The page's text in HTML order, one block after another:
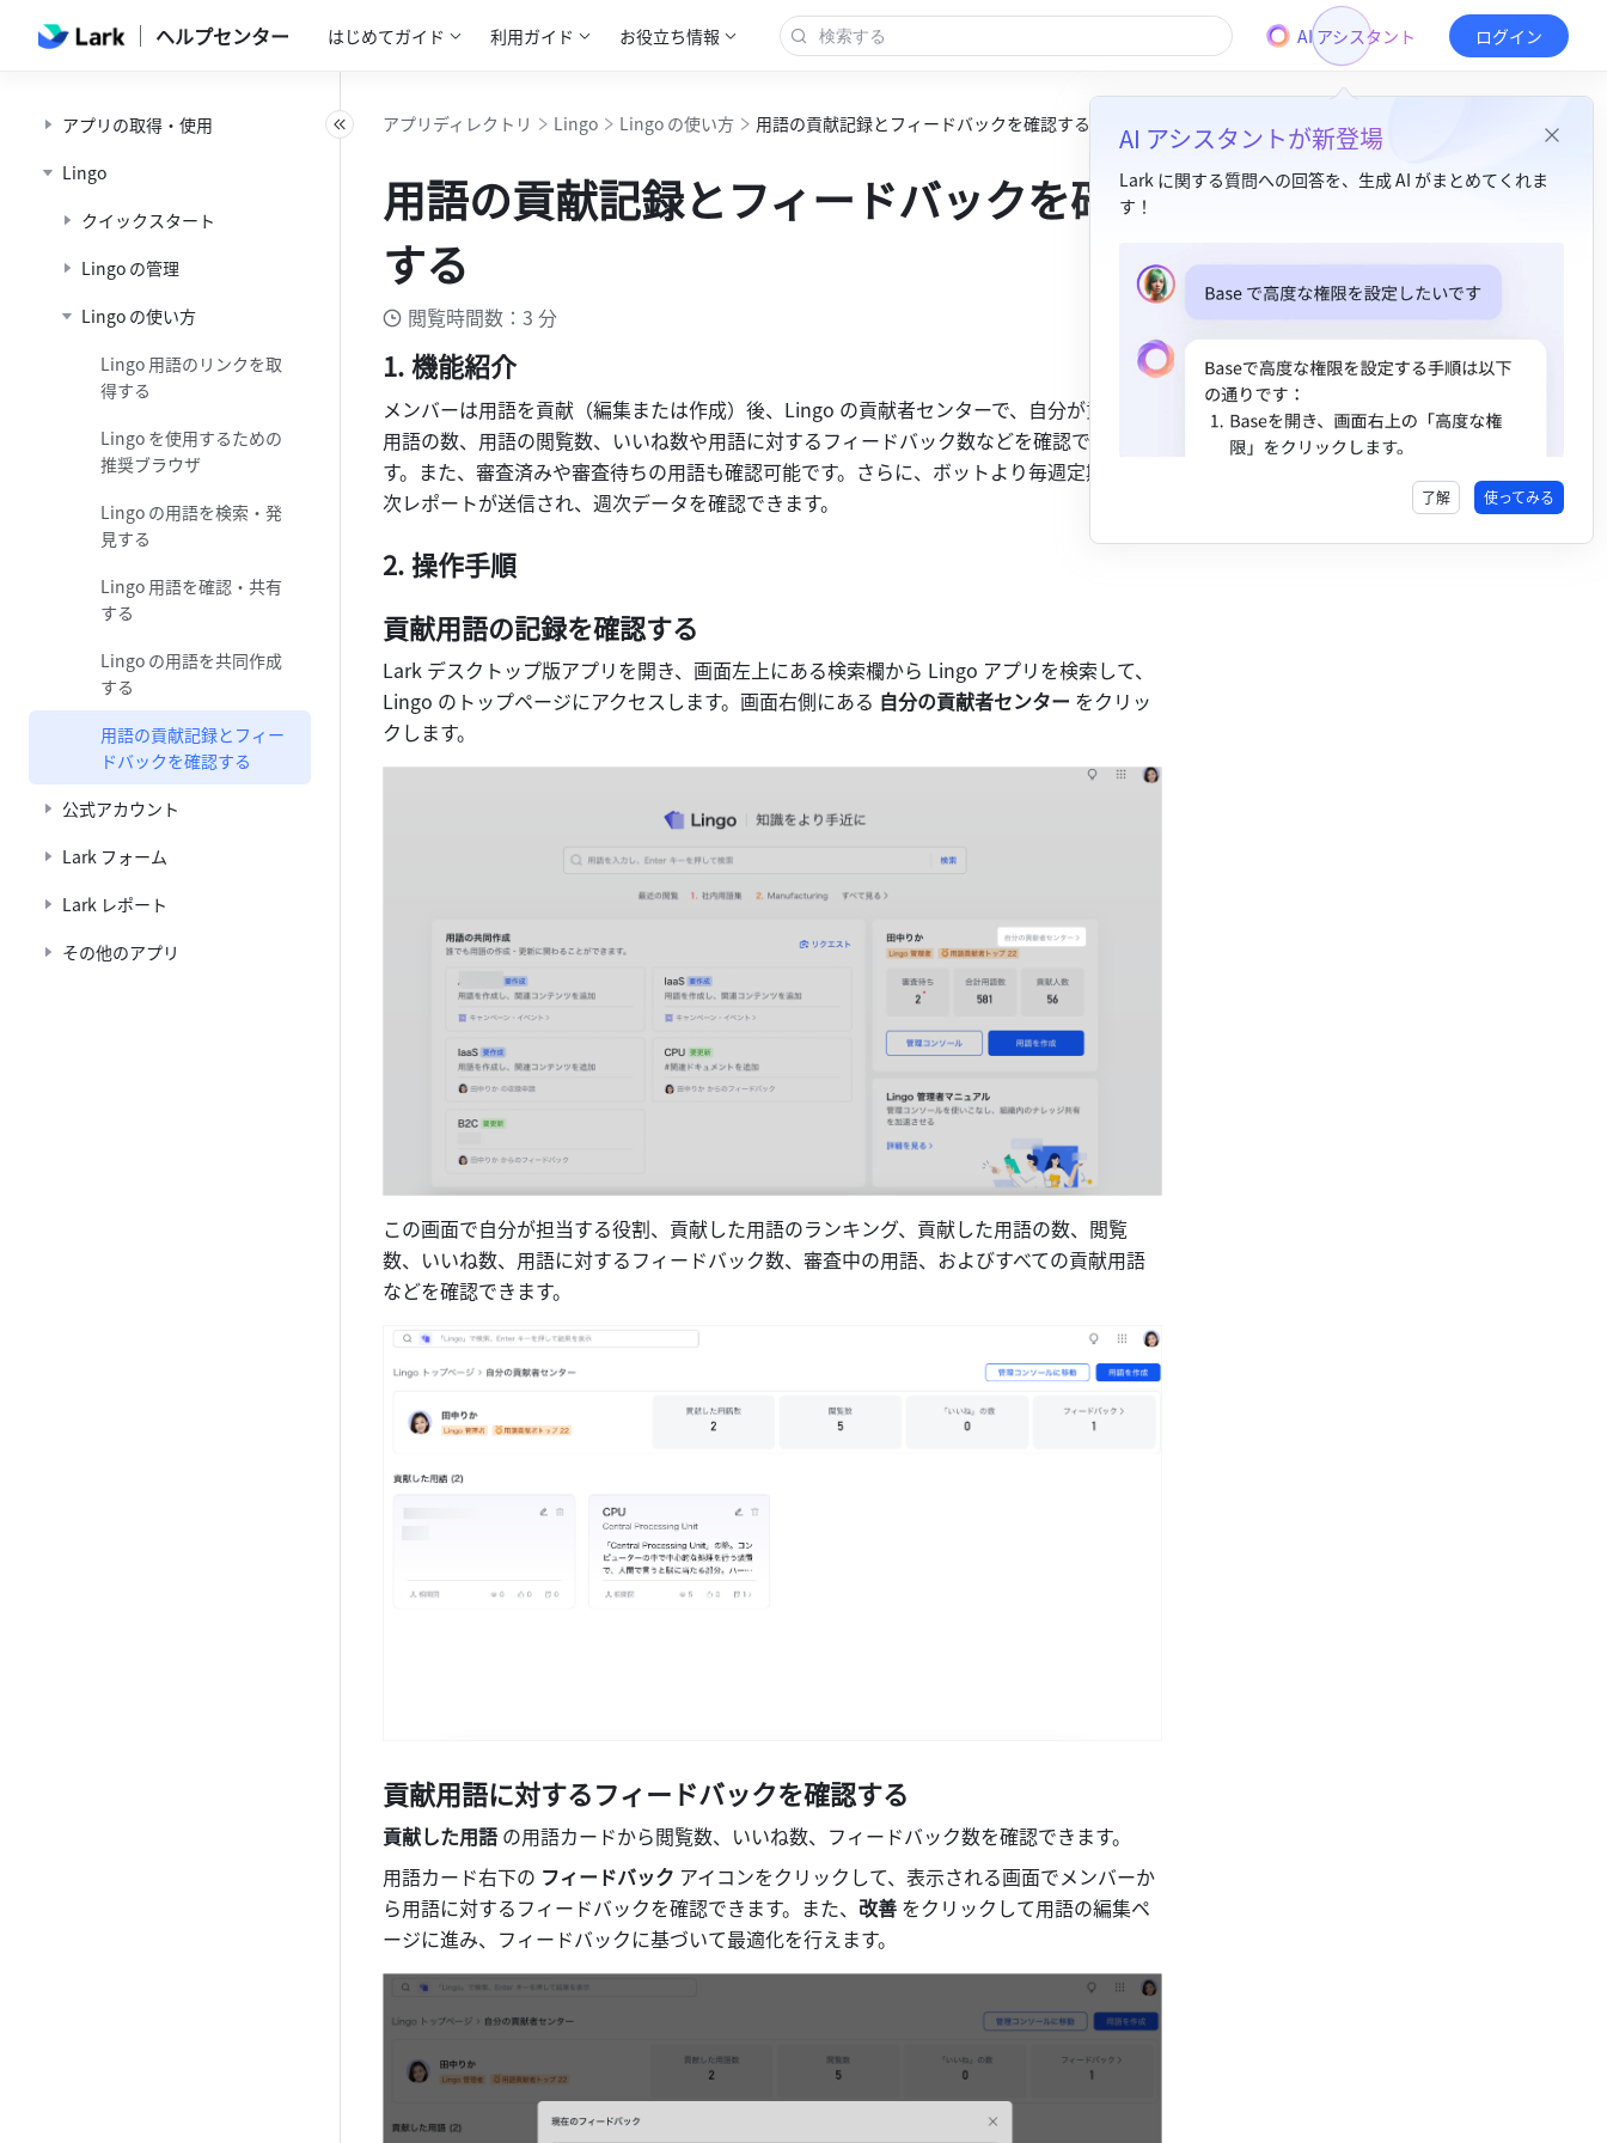
ヘルプセンター はじめてガイド 利用ガイド お役立ち情報 AI アシスタント
AI アシスタントが新登場
Lark に関する質問への回答を、生成 AI がまとめてくれま
す！
了解 使ってみる
ログイン
アプリの取得・使用
Lingo
クイックスタート
Lingo の管理
Lingo の使い方
Lingo 用語のリンクを取
得する
Lingo を使用するための
推奨ブラウザ
Lingo の用語を検索・発
見する
Lingo 用語を確認・共有
する
Lingo の用語を共同作成
する
用語の貢献記録とフィー
ドバックを確認する
公式アカウント
Lark フォーム
Lark レポート
その他のアプリ
アプリディレクトリ Lingo Lingo の使い方 用語の貢献記録とフィードバックを確認する
用語の貢献記録とフィードバックを確認
する
閲覧時間数：3 分
機能紹介
メンバーは用語を貢献（編集または作成）後、Lingo の貢献者センターで、自分が貢献した
用語の数、用語の閲覧数、いいね数や用語に対するフィードバック数などを確認できま
す。また、審査済みや審査待ちの用語も確認可能です。さらに、ボットより毎週定期的に週
次レポートが送信され、週次データを確認できます。
操作手順
貢献用語の記録を確認する
Lark デスクトップ版アプリを開き、画面左上にある検索欄から Lingo アプリを検索して、
Lingo のトップページにアクセスします。画面右側にある 自分の貢献者センター をクリッ
クします。
この画面で自分が担当する役割、貢献した用語のランキング、貢献した用語の数、閲覧
数、いいね数、用語に対するフィードバック数、審査中の用語、およびすべての貢献用語
などを確認できます。
貢献用語に対するフィードバックを確認する
貢献した用語 の用語カードから閲覧数、いいね数、フィードバック数を確認できます。
用語カード右下の フィードバック アイコンをクリックして、表示される画面でメンバーか
ら用語に対するフィードバックを確認できます。また、 改善 をクリックして用語の編集ペ
ージに進み、フィードバックに基づいて最適化を行えます。
1. 機能紹介​
貢献用語の記録を確認する​
貢献用語の週次レポートを確認する​